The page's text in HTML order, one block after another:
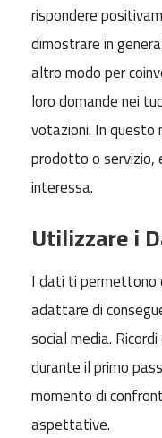
rispondere
dimostrare in
altro modo per
loro domande nei
votazioni. In
prodotto o servizio,
interessa.
Utilizzare i
I dati ti permettono
adattare di
social media.
durante il primo
momento di
aspettative.